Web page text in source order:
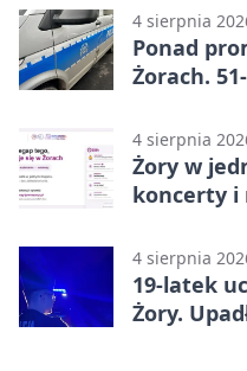
4 sierpnia
Ponad
Żorach.
4 sierpnia
Żory w
koncerty i
4 sierpnia
19-latek
Żory.